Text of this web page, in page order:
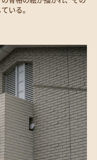
いる。